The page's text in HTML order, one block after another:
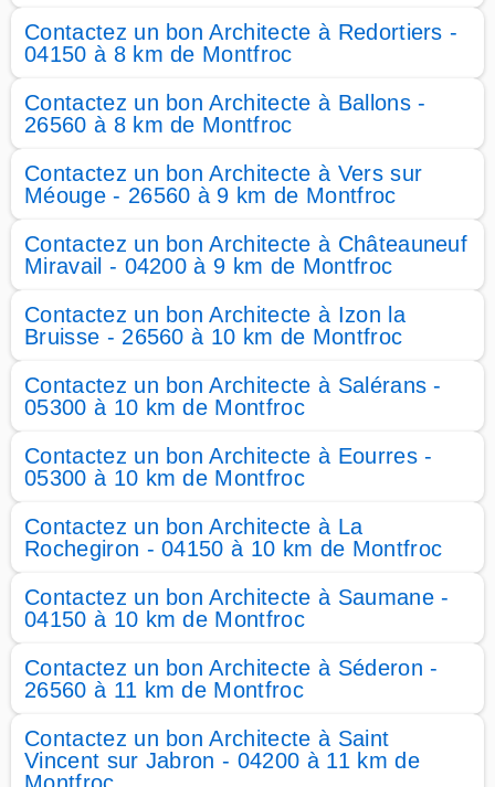
Contactez un bon Architecte à Redortiers -
04150 à 8 km de Montfroc
Contactez un bon Architecte à Ballons -
26560 à 8 km de Montfroc
Contactez un bon Architecte à Vers sur
Méouge - 26560 à 9 km de Montfroc
Contactez un bon Architecte à Châteauneuf
Miravail - 04200 à 9 km de Montfroc
Contactez un bon Architecte à Izon la
Bruisse - 26560 à 10 km de Montfroc
Contactez un bon Architecte à Salérans -
05300 à 10 km de Montfroc
Contactez un bon Architecte à Eourres -
05300 à 10 km de Montfroc
Contactez un bon Architecte à La
Rochegiron - 04150 à 10 km de Montfroc
Contactez un bon Architecte à Saumane -
04150 à 10 km de Montfroc
Contactez un bon Architecte à Séderon -
26560 à 11 km de Montfroc
Contactez un bon Architecte à Saint
Vincent sur Jabron - 04200 à 11 km de